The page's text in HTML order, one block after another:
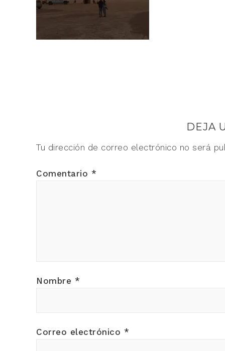
DEJA
Tu dirección de correo electrónico no será
Comentario *
Nombre *
Correo electrónico *